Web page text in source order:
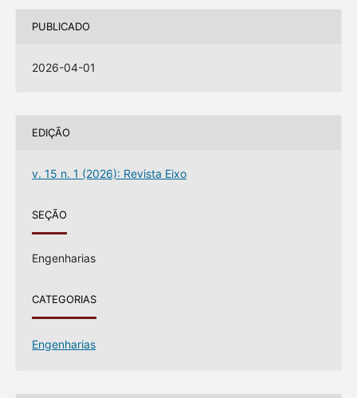
PUBLICADO
2026-04-01
EDIÇÃO
v. 15 n. 1 (2026): Revista Eixo
SEÇÃO
Engenharias
CATEGORIAS
Engenharias